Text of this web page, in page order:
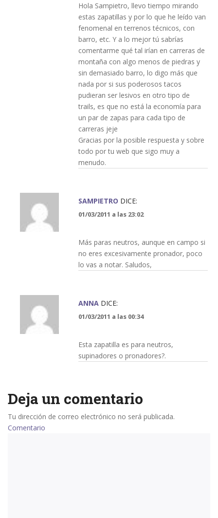
Hola Sampietro, llevo tiempo mirando
estas zapatillas y por lo que he leído van
fenomenal en terrenos técnicos, con
barro, etc. Y a lo mejor tú sabrías
comentarme qué tal irían en carreras de
montaña con algo menos de piedras y
sin demasiado barro, lo digo más que
nada por si sus poderosos tacos
pudieran ser lesivos en otro tipo de
trails, es que no está la economía para
un par de zapas para cada tipo de
carreras jeje
Gracias por la posible respuesta y sobre
todo por tu web que sigo muy a
menudo.
SAMPIETRO DICE:
01/03/2011 a las 23:02
Más paras neutros, aunque en campo si
no eres excesivamente pronador, poco
lo vas a notar. Saludos,
ANNA DICE:
01/03/2011 a las 00:34
Esta zapatilla es para neutros,
supinadores o pronadores?.
Deja un comentario
Tu dirección de correo electrónico no será publicada.
Comentario